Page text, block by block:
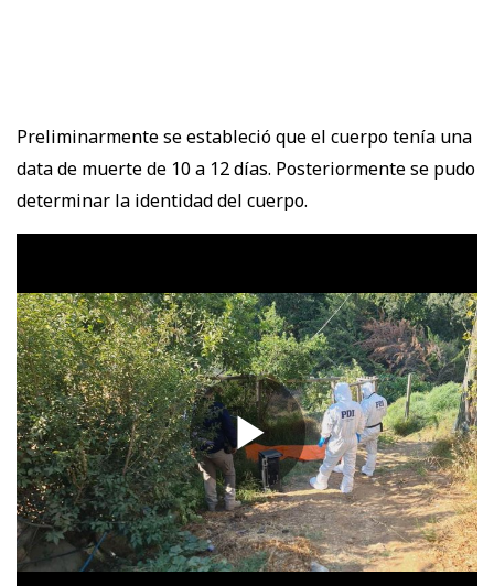
Preliminarmente se estableció que el cuerpo tenía una
data de muerte de 10 a 12 días. Posteriormente se pudo
determinar la identidad del cuerpo.